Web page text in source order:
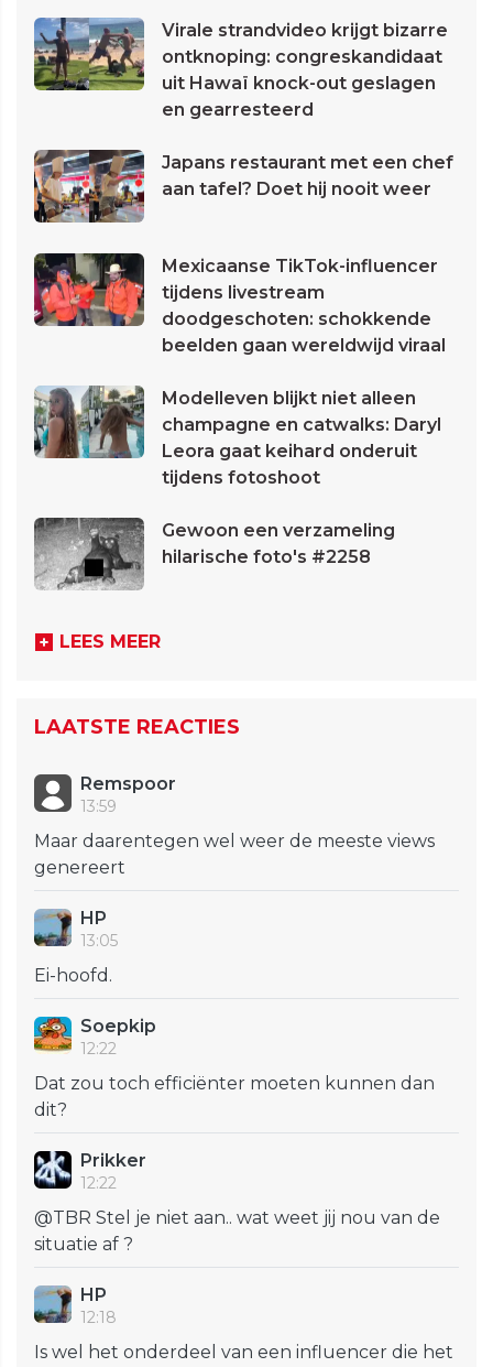
Virale strandvideo krijgt bizarre
ontknoping: congreskandidaat
uit Hawaï knock-out geslagen
en gearresteerd
Japans restaurant met een chef
aan tafel? Doet hij nooit weer
Mexicaanse TikTok-influencer
tijdens livestream
doodgeschoten: schokkende
beelden gaan wereldwijd viraal
Modelleven blijkt niet alleen
champagne en catwalks: Daryl
Leora gaat keihard onderuit
tijdens fotoshoot
Gewoon een verzameling
hilarische foto's #2258
LEES MEER
LAATSTE REACTIES
Remspoor
13:59
Maar daarentegen wel weer de meeste views
genereert
HP
13:05
Ei-hoofd.
Soepkip
12:22
Dat zou toch efficiënter moeten kunnen dan
dit?
Prikker
12:22
@TBR Stel je niet aan.. wat weet jij nou van de
situatie af ?
HP
12:18
Is wel het onderdeel van een influencer die het